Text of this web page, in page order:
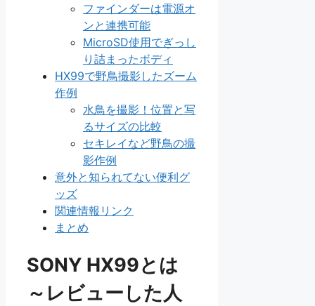
ファインダーは電源オ
ンと連携可能
MicroSD使用でぎっし
り詰まったボディ
HX99で野鳥撮影したズーム
作例
水鳥を撮影！位置と写
るサイズの比較
セキレイなど野鳥の撮
影作例
意外と知られてない便利グ
ッズ
関連情報リンク
まとめ
SONY HX99とは
～レビューした人